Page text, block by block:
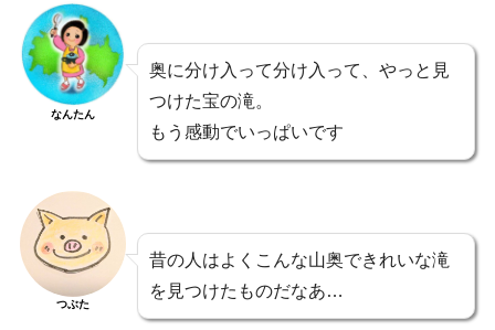
なんたん
奥に分け入って分け入って、やっと見
つけた宝の滝。
もう感動でいっぱいです
つぶた
昔の人はよくこんな山奥できれいな滝
を見つけたものだなあ…